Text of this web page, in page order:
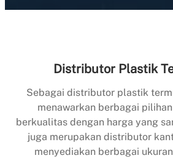
Distributor Plastik
Sebagai distributor plastik
menawarkan berbagai
berkualitas dengan harga yang
juga merupakan distributor
menyediakan berbagai